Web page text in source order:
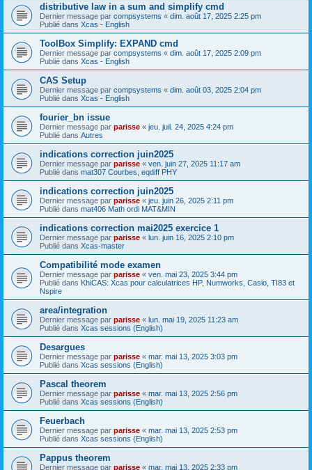
distributive law in a sum and simplify cmd
Dernier message par compsystems « dim. août 17, 2025 2:25 pm
Publié dans Xcas - English
ToolBox Simplify: EXPAND cmd
Dernier message par compsystems « dim. août 17, 2025 2:09 pm
Publié dans Xcas - English
CAS Setup
Dernier message par compsystems « dim. août 03, 2025 2:04 pm
Publié dans Xcas - English
fourier_bn issue
Dernier message par parisse « jeu. juil. 24, 2025 4:24 pm
Publié dans Autres
indications correction juin2025
Dernier message par parisse « ven. juin 27, 2025 11:17 am
Publié dans mat307 Courbes, eqdiff PHY
indications correction juin2025
Dernier message par parisse « jeu. juin 26, 2025 2:11 pm
Publié dans mat406 Math ordi MAT&MIN
indications correction mai2025 exercice 1
Dernier message par parisse « lun. juin 16, 2025 2:10 pm
Publié dans Xcas-master
Compatibilité mode examen
Dernier message par parisse « ven. mai 23, 2025 3:44 pm
Publié dans KhiCAS: Xcas pour calculatrices HP, Numworks, Casio, TI83 et
Nspire
area/integration
Dernier message par parisse « lun. mai 19, 2025 11:23 am
Publié dans Xcas sessions (English)
Desargues
Dernier message par parisse « mar. mai 13, 2025 3:03 pm
Publié dans Xcas sessions (English)
Pascal theorem
Dernier message par parisse « mar. mai 13, 2025 2:56 pm
Publié dans Xcas sessions (English)
Feuerbach
Dernier message par parisse « mar. mai 13, 2025 2:53 pm
Publié dans Xcas sessions (English)
Pappus theorem
Dernier message par parisse « mar. mai 13, 2025 2:33 pm